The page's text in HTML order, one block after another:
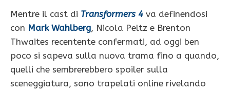
Mentre il cast di Transformers 4 va definendosi
con Mark Wahlberg, Nicola Peltz e Brenton
Thwaites recentente confermati, ad oggi ben
poco si sapeva sulla nuova trama fino a quando,
quelli che sembrerebbero spoiler sulla
sceneggiatura, sono trapelati online rivelando